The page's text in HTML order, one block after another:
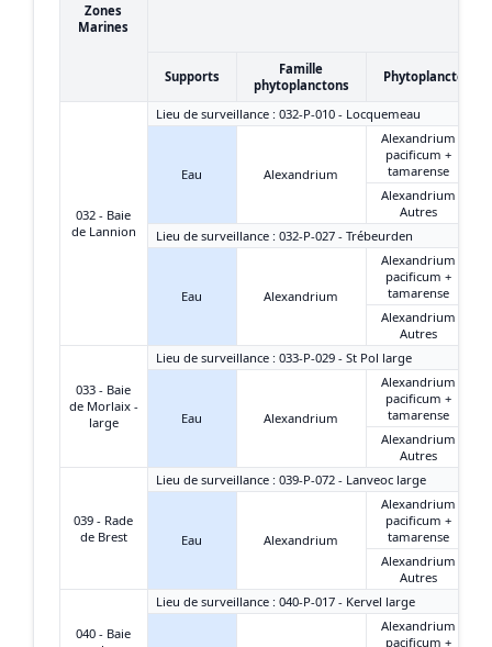
Zones
Marines
Supports
Famille
phytoplanctons
Phytoplanctons
032 - Baie
de Lannion
Lieu de surveillance : 032-P-010 - Locquemeau
Eau Alexandrium
Alexandrium
pacificum +
tamarense
Alexandrium
Autres
Lieu de surveillance : 032-P-027 - Trébeurden
Eau Alexandrium
Alexandrium
pacificum +
tamarense
Alexandrium
Autres
033 - Baie
de Morlaix -
large
Lieu de surveillance : 033-P-029 - St Pol large
Eau Alexandrium
Alexandrium
pacificum +
tamarense
Alexandrium
Autres
039 - Rade
de Brest
Lieu de surveillance : 039-P-072 - Lanveoc large
Eau Alexandrium
Alexandrium
pacificum +
tamarense
Alexandrium
Autres
040 - Baie
Lieu de surveillance : 040-P-017 - Kervel large
Alexandrium
pacificum +